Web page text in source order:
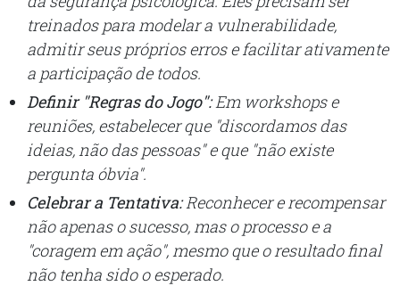
treinados para modelar a vulnerabilidade,
admitir seus próprios erros e facilitar ativamente
a participação de todos.
Definir "Regras do Jogo":Em workshops e
reuniões, estabelecer que "discordamos das
ideias, não das pessoas" e que "não existe
pergunta óbvia".
Celebrar a Tentativa:Reconhecer e recompensar
não apenas o sucesso, mas o processo e a
"coragem em ação", mesmo que o resultado final
não tenha sido o esperado.